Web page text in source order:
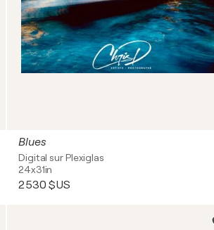
Blues
Digital sur Plexiglas
24x31in
2 530 $US